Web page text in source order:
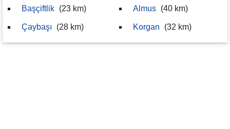
Başçiftlik (23 km)
Çaybaşı (28 km)
Almus (40 km)
Korgan (32 km)